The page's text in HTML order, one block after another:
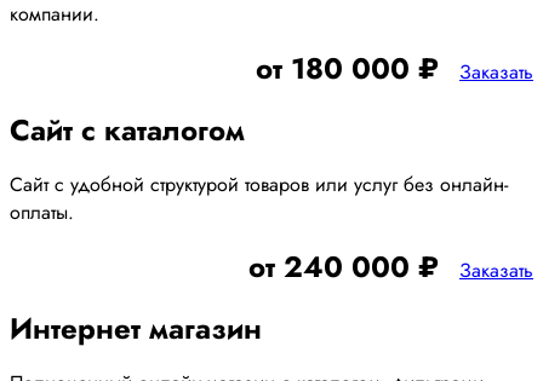
компании.
от 180 000 ₽ Заказать
Сайт с каталогом
Сайт с удобной структурой товаров или услуг без онлайн-
оплаты.
от 240 000 ₽ Заказать
Интернет магазин